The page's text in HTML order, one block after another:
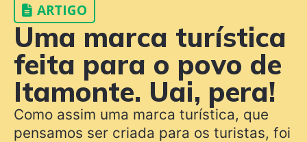
ARTIGO
Uma marca turística
feita para o povo de
Itamonte. Uai, pera!
Como assim uma marca turística, que
pensamos ser criada para os turistas, foi